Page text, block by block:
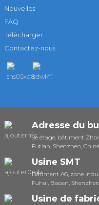
Nouvelles
FAQ
Télécharger
Contactez-nous
Adresse du
9e étage, bâtiment
Futian, Shenzhen, Chine
Usine SMT
Bâtiment A6, zone
Fuhai, Baoan,
Usine de